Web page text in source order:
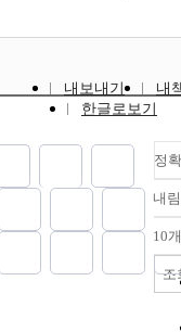
not easy to
of the most
excitations
limitations of
In this study,
factors such
passage,
and internal
selected to
dynamic
hydraulic
damage. As
more than
term
there is a
fire in case of
necessary to
diagnostic
aging
KEPCO is
insulation oil
내보내기
내
한글로보기
정
내
10
조